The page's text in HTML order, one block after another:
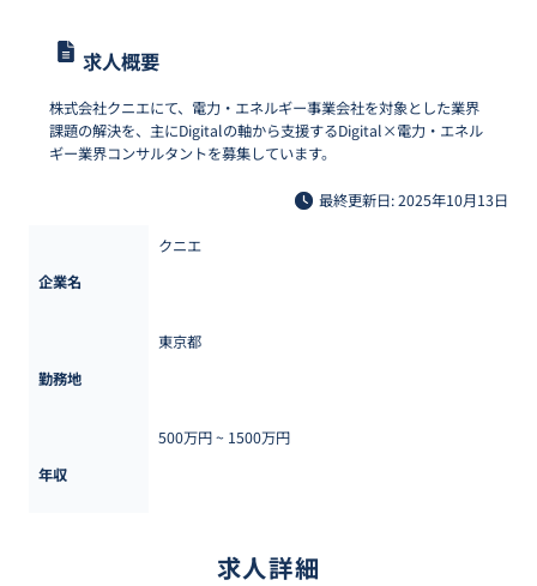
求人概要
株式会社クニエにて、電力・エネルギー事業会社を対象とした業界
課題の解決を、主にDigitalの軸から支援するDigital×電力・エネル
ギー業界コンサルタントを募集しています。
最終更新日: 2025年10月13日
企業名
クニエ
勤務地
東京都
年収
500万円 ~ 1500万円
求人詳細